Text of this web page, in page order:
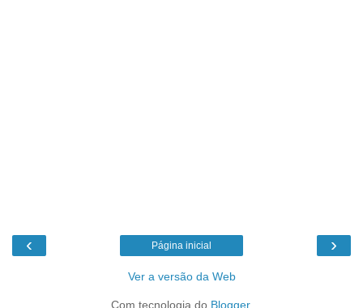
‹ ›
Página inicial
Ver a versão da Web
Com tecnologia do Blogger.